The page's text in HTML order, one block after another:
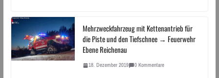
Mehrzweckfahrzeug mit Kettenantrieb für
die Piste und den Tiefschnee → Feuerwehr
Ebene Reichenau
18. Dezember 2019 0 Kommentare